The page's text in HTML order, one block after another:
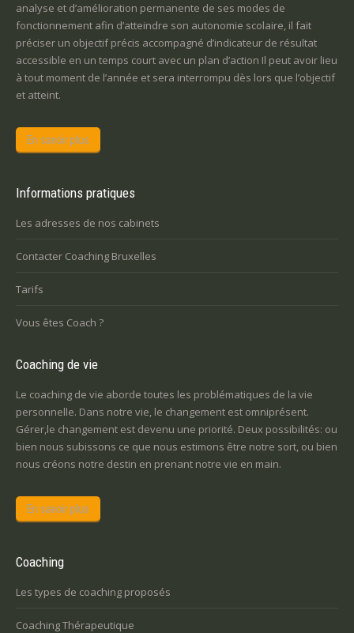
analyse et d’amélioration permanente de ses modes de
fonctionnement afin d’atteindre son autonomie scolaire, il fait
préciser un objectif précis accompagné d’indicateur de résultat
accessible en un temps court avec un plan d’action Il peut avoir lieu
à tout moment de l’année et sera interrompu dès lors que l’objectif
et atteint.
En savoir plus
Informations pratiques
Les adresses de nos cabinets
Contacter Coaching Bruxelles
Tarifs
Vous êtes Coach ?
Coaching de vie
Le coaching de vie aborde toutes les problématiques de la vie
personnelle. Dans notre vie, le changement est omniprésent.
Gérer,le changement est devenu une priorité. Deux possibilités: ou
bien nous subissons ce que nous estimons être notre sort, ou bien
nous créons notre destin en prenant notre vie en main.
En savoir plus
Coaching
Les types de coaching proposés
Coaching Thérapeutique